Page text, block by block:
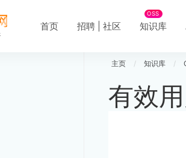
首页 招聘 | 社区 知识库
OSS
主页 / 知识库 /
有效